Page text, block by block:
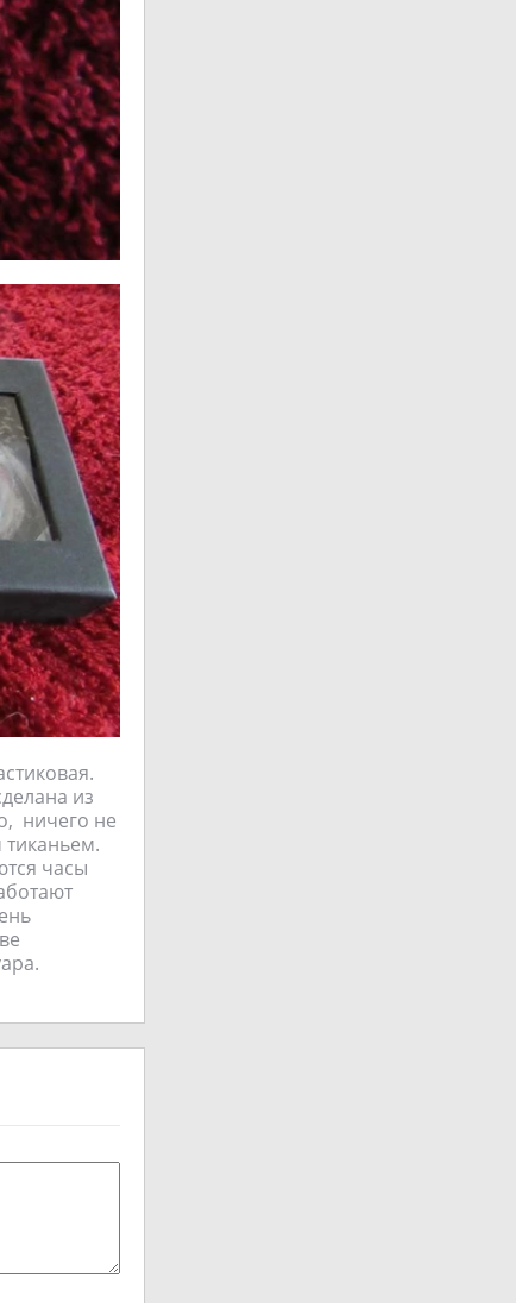
из
ничего не
часы